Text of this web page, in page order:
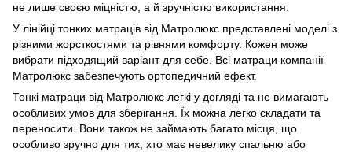
не лише своєю міцністю, а й зручністю використання.
У лінійці тонких матраців від Матролюкс представлені моделі з
різними жорсткостями та рівнями комфорту. Кожен може
вибрати підходящий варіант для себе. Всі матраци компанії
Матролюкс забезпечують ортопедичний ефект.
Тонкі матраци від Матролюкс легкі у догляді та не вимагають
особливих умов для зберігання. Їх можна легко складати та
переносити. Вони також не займають багато місця, що
особливо зручно для тих, хто має невелику спальню або